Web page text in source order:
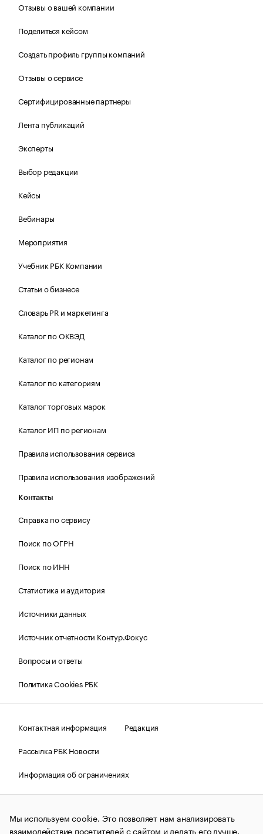
Отзывы о вашей компании
Поделиться кейсом
Создать профиль группы компаний
Отзывы о сервисе
Сертифицированные партнеры
Лента публикаций
Эксперты
Выбор редакции
Кейсы
Вебинары
Мероприятия
Учебник РБК Компании
Статьи о бизнесе
Словарь PR и маркетинга
Каталог по ОКВЭД
Каталог по регионам
Каталог по категориям
Каталог торговых марок
Каталог ИП по регионам
Правила использования сервиса
Правила использования изображений
Контакты
Справка по сервису
Поиск по ОГРН
Поиск по ИНН
Статистика и аудитория
Источники данных
Источник отчетности Контур.Фокус
Вопросы и ответы
Политика Cookies РБК
Контактная информация
Редакция
Рассылка РБК Новости
Информация об ограничениях
Правовая информация
О соблюдении авторских прав
© АО «РОСБИЗНЕСКОНСАЛТИНГ»,1995–2026.Сообщения
и материалы информационного агентства «РБК»
Мы используем cookie. Это позволяет нам анализировать
взаимодействие посетителей с сайтом и делать его лучше.